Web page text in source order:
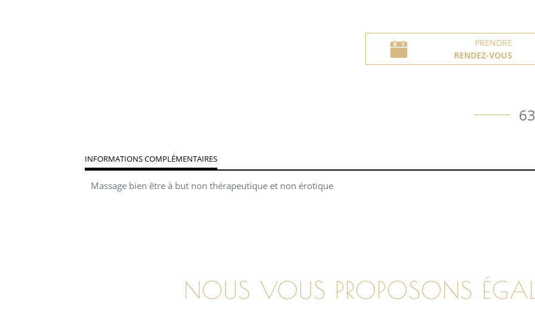
PRENDRE
RENDEZ-VOUS
INFORMATIONS COMPLÉMENTAIRES
Massage bien être à but non thérapeutique et non érotique
NOUS VOUS PROPOSONS